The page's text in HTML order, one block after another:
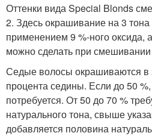
Оттенки вида Special Blonds
2. Здесь окрашивание на 3
применением 9 %-ного оксида,
можно сделать при
Седые волосы окрашиваются в
процента седины. Если до 50
потребуется. От 50 до 70 %
натурального тона, свыше
добавляется половина